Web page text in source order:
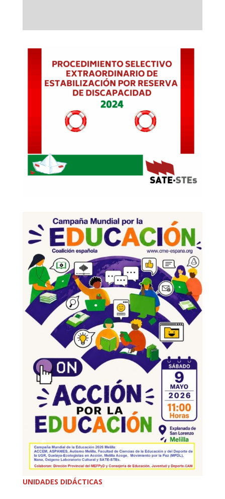
UNIDADES DIDÁCTICAS